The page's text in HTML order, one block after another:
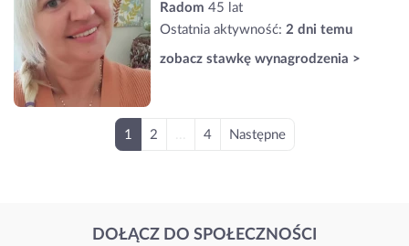
Radom 45 lat
Ostatnia aktywność: 2 dni temu
zobacz stawkę wynagrodzenia >
1 2 4 Następne
DOŁĄCZ DO SPOŁECZNOŚCI